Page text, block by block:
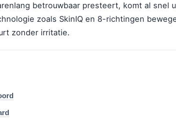
betrouwbaar presteert, komt al snel
zoals SkinIQ en 8-richtingen
zonder irritatie.